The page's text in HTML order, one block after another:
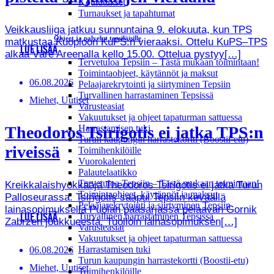
Koulutukset
Turnaukset ja tapahtumat
Ohjeet ja palvelut tepsiläisille
Tervetuloa Tepsiin – Tästä mukaan toimintaan!
Toimintaohjeet, käytännöt ja maksut
Pelaajarekrytointi ja siirtyminen Tepsiin
Turvallinen harrastaminen Tepsissä
Varusteasiat
Vakuutukset ja ohjeet tapaturman sattuessa
Harrastamisen tuki
Turun kaupungin harrastekortti (Boostii-etu)
Toimihenkilöille
Vuorokalenteri
Palautelaatikko
Tervetuloa Tepsiin – Tästä mukaan toimintaan!
Toimintaohjeet, käytännöt ja maksut
Pelaajarekrytointi ja siirtyminen Tepsiin
Turvallinen harrastaminen Tepsissä
Varusteasiat
Vakuutukset ja ohjeet tapaturman sattuessa
Harrastamisen tuki
Turun kaupungin harrastekortti (Boostii-etu)
Toimihenkilöille
Veikkausliiga jatkuu sunnuntaina 9. elokuuta, kun TPS
matkustaa Kuopioon KuPS:n vieraaksi. Ottelu KuPS–TPS
alkaa Väre Areenalla kello 15.00. Ottelua pystyy[…]
LUE LISÄÄ
06.08.2026
Miehet, Uutiset
Theodoros Tsirigotis ei jatka TPS:n
riveissä
Kreikkalaishyökkääjä Theodoros Tsirigotis ei jatka Turun
Palloseurassa. Tsirigotis saapui Tepsiin keväällä
lainasopimuksella Puolan pääsarjassa pelaavan Gornik
Zabrzen joukkueesta. Tuolloin lainasopimuksen[…]
LUE LISÄÄ
06.08.2026
Miehet, Uutiset